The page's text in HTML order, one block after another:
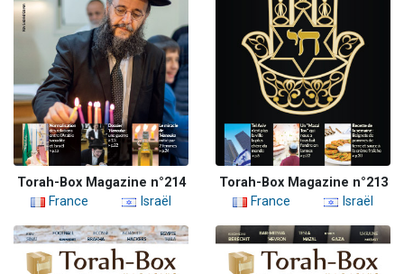
Torah-Box Magazine n°214
France
Israël
Torah-Box Magazine n°213
France
Israël